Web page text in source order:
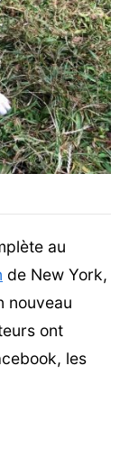
au
de New York,
nouveau
ont
les